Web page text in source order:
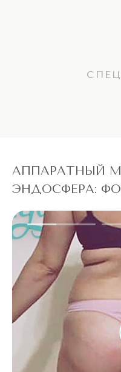
АППАРАТНЫЙ
ЭНДОСФЕРА: